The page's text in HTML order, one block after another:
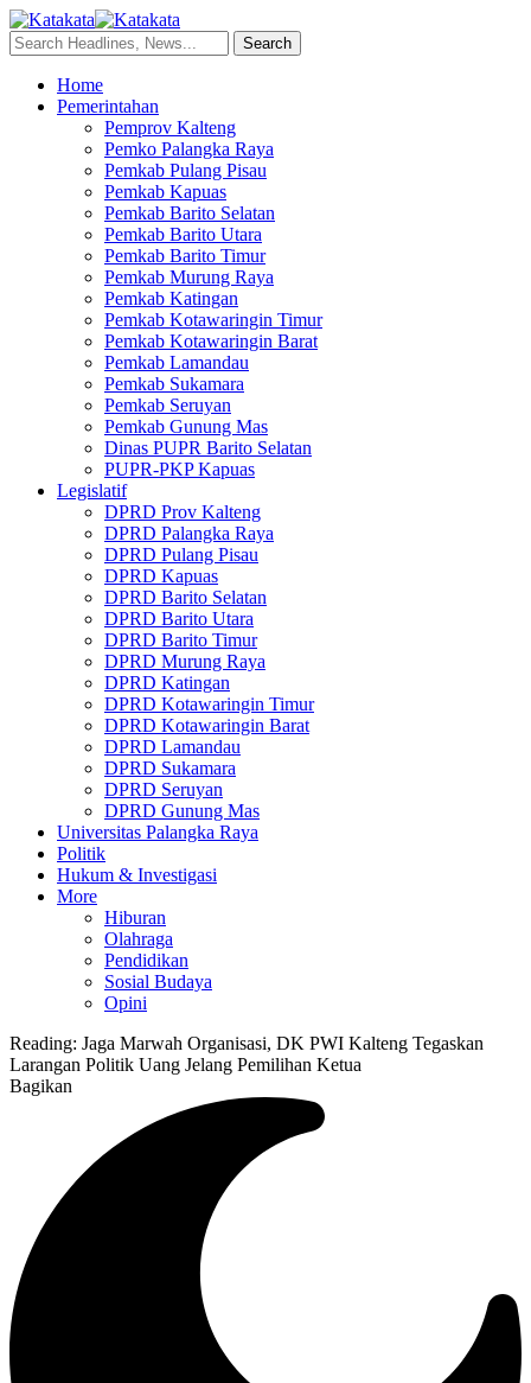
Home
Pemerintahan
Pemprov Kalteng
Pemko Palangka Raya
Pemkab Pulang Pisau
Pemkab Kapuas
Pemkab Barito Selatan
Pemkab Barito Utara
Pemkab Barito Timur
Pemkab Murung Raya
Pemkab Katingan
Pemkab Kotawaringin Timur
Pemkab Kotawaringin Barat
Pemkab Lamandau
Pemkab Sukamara
Pemkab Seruyan
Pemkab Gunung Mas
Dinas PUPR Barito Selatan
PUPR-PKP Kapuas
Legislatif
DPRD Prov Kalteng
DPRD Palangka Raya
DPRD Pulang Pisau
DPRD Kapuas
DPRD Barito Selatan
DPRD Barito Utara
DPRD Barito Timur
DPRD Murung Raya
DPRD Katingan
DPRD Kotawaringin Timur
DPRD Kotawaringin Barat
DPRD Lamandau
DPRD Sukamara
DPRD Seruyan
DPRD Gunung Mas
Universitas Palangka Raya
Politik
Hukum & Investigasi
More
Hiburan
Olahraga
Pendidikan
Sosial Budaya
Opini
Reading: Jaga Marwah Organisasi, DK PWI Kalteng Tegaskan
Larangan Politik Uang Jelang Pemilihan Ketua
Bagikan